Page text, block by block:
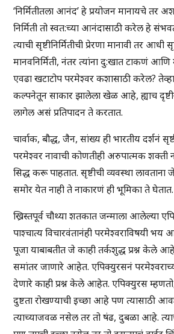
‘निर्मितीतला आनंद’ हे प्रयोजन मानायचे तर
निर्मिती तो स्वत:च्या आनंदासाठी करेल हे
त्याची सृष्टीनिर्मितीची प्रेरणा मानावी तर आधी
मानवनिर्मिती, नंतर त्यांना दु:खात टाकणं
एवढा खटाटोप परमेश्वर कशासाठी करेल? तेव्हा
कल्पनेतून साकार झालेला खेळ आहे, ह्याच
लागेल असं प्रतिपादन ते करतात.
चार्वाक, बौद्ध, जैन, सांख्य ही भारतीय दर्शनं
परमेश्वर नावाची कोणतीही अरुपात्मक शक्ती
सिद्ध करू पाहतात. सृष्टीची व्यवस्था लावताना जे
समोर येत नाही ते नाकारणं ही भूमिका ते घेतात.
ख्रिस्तपूर्व चौथ्या शतकात जन्माला आलेल्या
पाश्चात्य विचारवंतानंही परमेश्वराविषयी भय
पूजा याबाबतीत जे काही तर्कशुद्ध प्रश्न केले
समांतर जाणारे आहेत. एपिक्युरसनं
देणारे काही प्रश्न केले आहेत. एपिक्युरस
दुष्टता रोखण्याची इच्छा आहे पण त्यासाठी
त्याच्याजवळ नसेल तर तो षंढ, दुबळा आहे.